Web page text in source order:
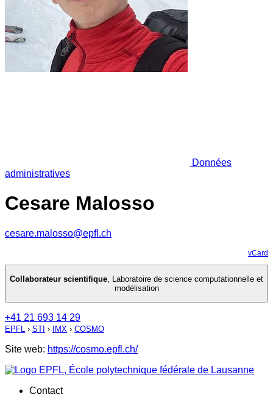
Données
administratives
Cesare Malosso
cesare.malosso@epfl.ch
vCard
Collaborateur scientifique, Laboratoire de science computationnelle et
modélisation
+41 21 693 14 29
EPFL › STI › IMX › COSMO
Site web: https://cosmo.epfl.ch/
Contact